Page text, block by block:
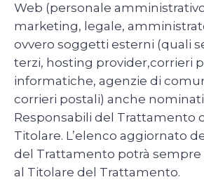
Web (personale
marketing, legale,
ovvero soggetti esterni (quali
terzi, hosting provider,corrieri
informatiche, agenzie di
corrieri postali) anche
Responsabili del Trattamento
Titolare. L’elenco aggiornato
del Trattamento potrà sempre
al Titolare del Trattamento.